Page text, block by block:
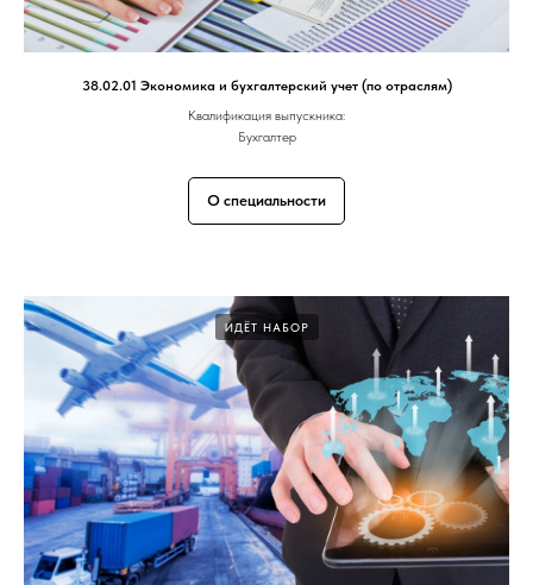
38.02.01 Экономика и бухгалтерский учет (по отраслям)
Квалификация выпускника:
Бухгалтер
О специальности
ИДЁТ НАБОР